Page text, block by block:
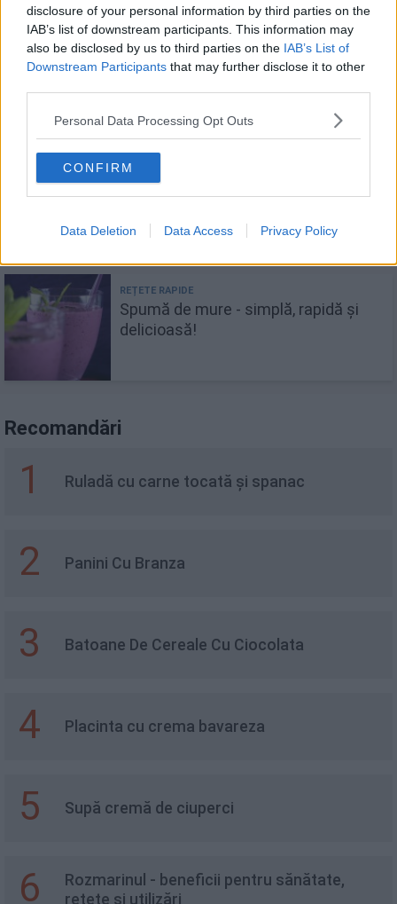
disclosure of your personal information by third parties on the
IAB’s list of downstream participants. This information may
also be disclosed by us to third parties on the IAB’s List of
Downstream Participants that may further disclose it to other
Personal Data Processing Opt Outs
CONFIRM
Data Deletion Data Access Privacy Policy
Supă cremă de cartofi dulci
Cozonac pufos fără frământare -
Spumă de mure - simplă, rapidă și
delicioasă!
Recomandări
1 Ruladă cu carne tocată și spanac
2 Panini Cu Branza
3 Batoane De Cereale Cu Ciocolata
4 Placinta cu crema bavareza
5 Supă cremă de ciuperci
6
Rozmarinul - beneficii pentru sănătate,
rețete și utilizări